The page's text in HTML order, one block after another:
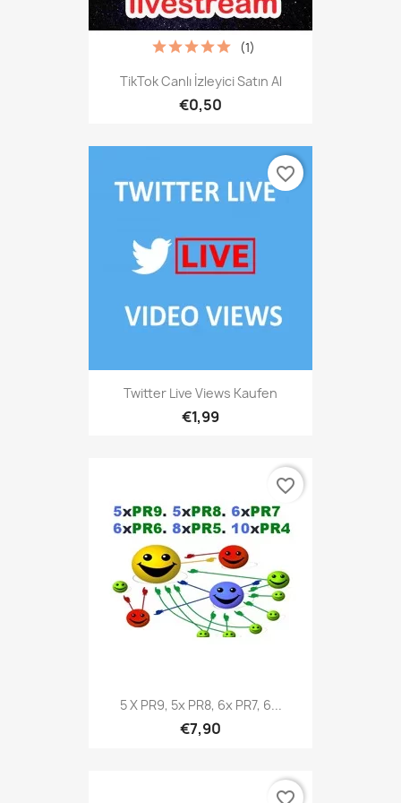
TikTok Canlı İzleyici Satın Al
€0,50
(1)
Twitter Live Views Kaufen
€1,99
favorite_border
5 X PR9, 5x PR8, 6x PR7, 6...
€7,90
favorite_border
favorite_border